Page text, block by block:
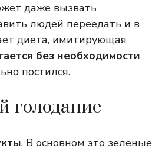
даже вызвать
людей переедать и в
диета, имитирующая
без необходимости
постился.
голодание
. В основном это зеленые